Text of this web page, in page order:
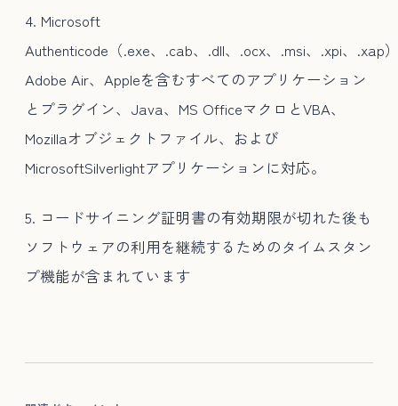
4. Microsoft
Authenticode（.exe、.cab、.dll、.ocx、.msi、.xpi、.xap
Adobe Air、Appleを含むすべてのアプリケーション
とプラグイン、Java、MS OfficeマクロとVBA、
Mozillaオブジェクトファイル、および
MicrosoftSilverlightアプリケーションに対応。
5. コードサイニング証明書の有効期限が切れた後も
ソフトウェアの利用を継続するためのタイムスタン
プ機能が含まれています